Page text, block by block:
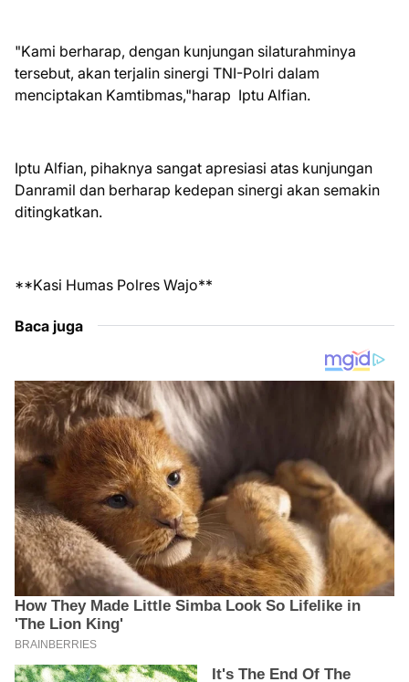
"Kami berharap, dengan kunjungan silaturahminya
tersebut, akan terjalin sinergi TNI-Polri dalam
menciptakan Kamtibmas,"harap Iptu Alfian.
Iptu Alfian, pihaknya sangat apresiasi atas kunjungan
Danramil dan berharap kedepan sinergi akan semakin
ditingkatkan.
**Kasi Humas Polres Wajo**
Baca juga